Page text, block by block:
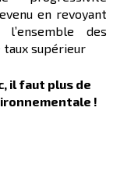
en revoyant
des
supérieur
il faut plus de
!